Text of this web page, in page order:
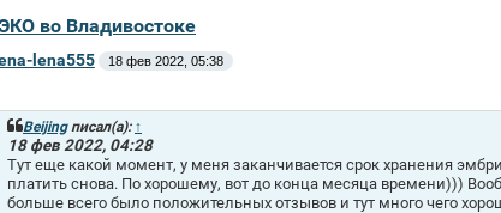
во Владивостоке
lena555 18 фев 2022, 05:38
Beijingписал(а): ↑
18 фев 2022, 04:28
Тут еще какой момент, у меня заканчивается срок хранения
платить снова. По хорошему, вот до конца месяца времени)))
больше всего было положительных отзывов и тут много чего